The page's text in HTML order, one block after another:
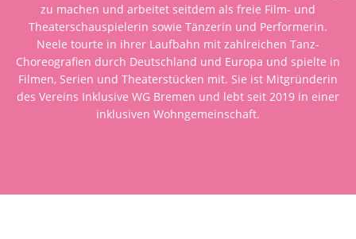
zu machen und arbeitet seitdem als freie Film- und
Theaterschauspielerin sowie Tänzerin und Performerin.
Neele tourte in ihrer Laufbahn mit zahlreichen Tanz-
Choreografien durch Deutschland und Europa und spielte in
Filmen, Serien und Theaterstücken mit. Sie ist Mitgründerin
des Vereins Inklusive WG Bremen und lebt seit 2019 in einer
inklusiven Wohngemeinschaft.